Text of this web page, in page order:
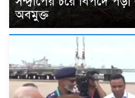
অবমুক্ত